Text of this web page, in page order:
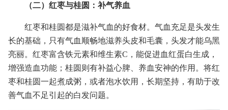
（二）红枣与桂圆：补气养血
红枣和桂圆都是滋补气血的好食材。气血充足是头发生
长的基础，只有气血顺畅地滋养头皮和毛囊，头发才能乌黑
亮丽。红枣富含铁元素和维生素C，能促进血红蛋白生成，
增强造血功能；桂圆则有补益心脾、养血安神的作用。将红
枣和桂圆一起煮成粥，或者泡水饮用，长期坚持，有助于改
善气血不足引起的白发问题。